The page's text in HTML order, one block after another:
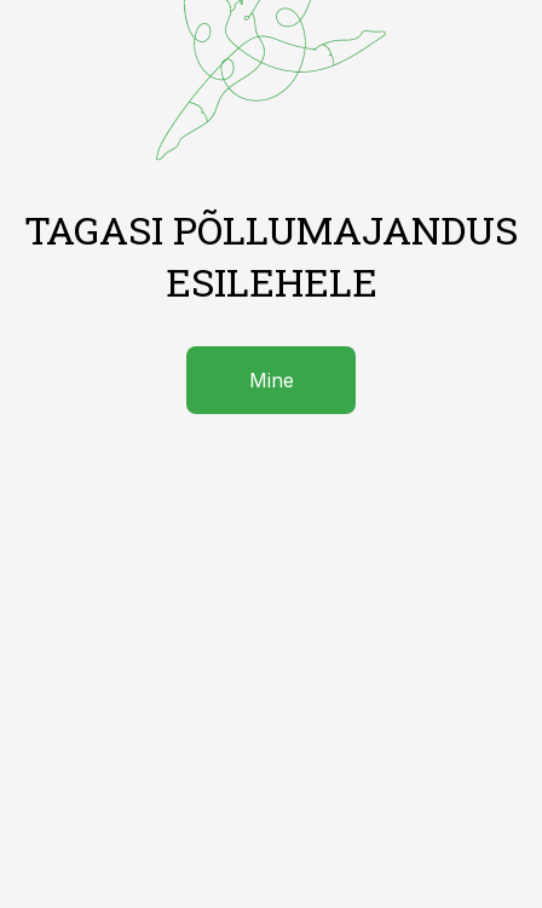
TAGASI PÕLLUMAJANDUS
ESILEHELE
Mine